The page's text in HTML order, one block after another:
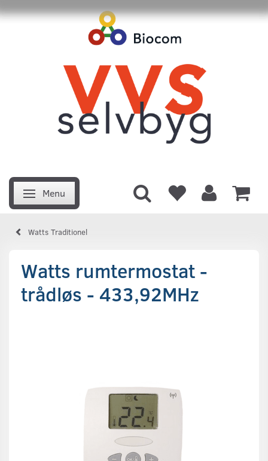
Skifte navigation
Menu
Watts Traditionel
Watts rumtermostat -
trådløs - 433,92MHz